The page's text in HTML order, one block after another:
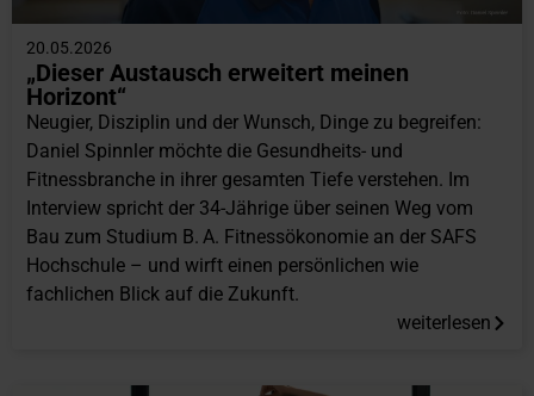
20.05.2026
„Dieser Austausch erweitert meinen
Horizont“
Neugier, Disziplin und der Wunsch, Dinge zu begreifen:
Daniel Spinnler möchte die Gesundheits- und
Fitnessbranche in ihrer gesamten Tiefe verstehen. Im
Interview spricht der 34-Jährige über seinen Weg vom
Bau zum Studium B. A. Fitnessökonomie an der SAFS
Hochschule – und wirft einen persönlichen wie
fachlichen Blick auf die Zukunft.
weiterlesen